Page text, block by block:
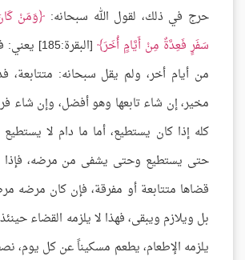
حرج في ذلك، لقول الله سبحانه:
وَمَنْ
سَفَرٍ فَعِدَّةٌ مِنْ أَيَّامٍ أُخَرَ
من أيام أخر، ولم يقل سبحانه: متتابعة،
مخير، إن شاء تابعها وهو أفضل، وإن شاء
كله إذا كان يستطيع، أما ما دام لا
حتى يستطيع وحتى يشفى من مرضه، فإذا
قضاها متتابعة أو مفرقة، فإن كان مرضه
بل ويلازم ويبقى، فهذا لا يلزمه القضاء
يلزمه الإطعام، يطعم مسكيناً عن كل يوم،